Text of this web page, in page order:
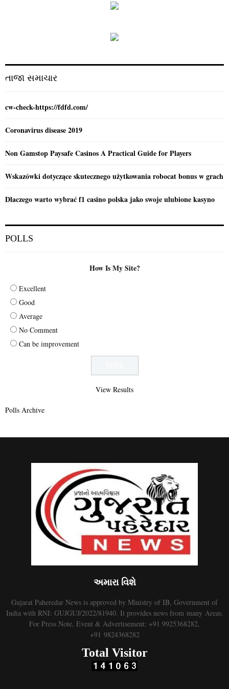
:
તાજા સમાચાર
cw-check-https://fdfd.com/
Coronavirus disease 2019
Non Gamstop Paysafe Casinos A Practical Guide for Players
Wskazówki dotyczące skutecznego użytkowania robocat bonus w grach
Dlaczego warto wybrać f1 casino polska jako swoje ulubione kasyno
POLLS
How Is My Site?
Excellent
Good
Average
No Comment
Can be improvement
View Results
Polls Archive
અમારા વિશે
Gujarat Paheredar News is approved by Ministry of IB, Government of
India with RNI: GUJGUJ/2022/81940. It provides news from many Areas.
For Press Note, Event & Advertisement: +91 9925368282,
+91 9824368282
Total Visitor